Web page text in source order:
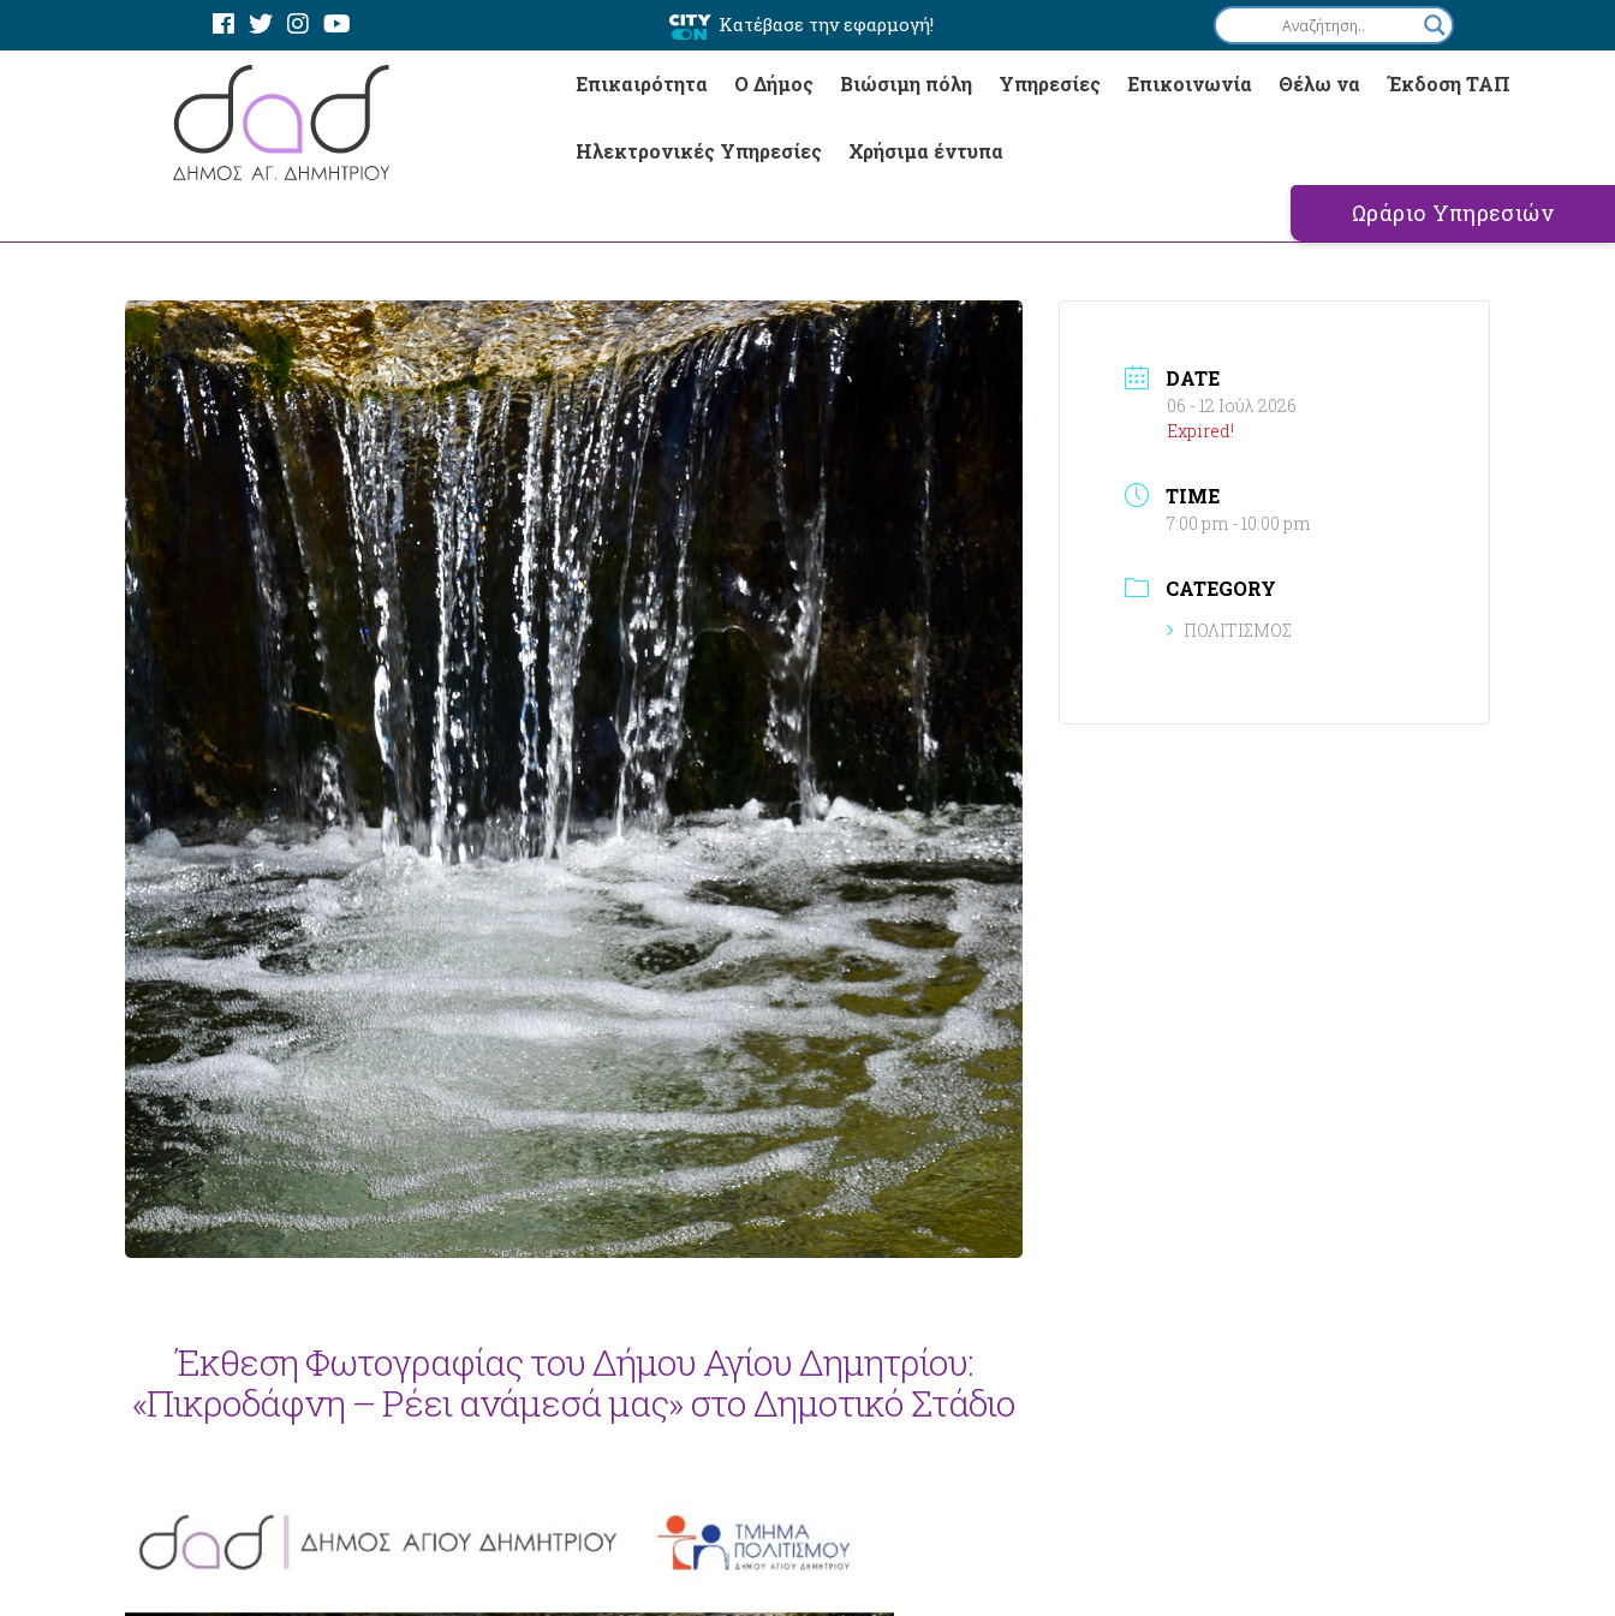
Κατέβασε την εφαρμογή!
Επικαιρότητα Ο Δήμος Βιώσιμη πόλη Υπηρεσίες Επικοινωνία Θέλω να Έκδοση ΤΑΠ
Ηλεκτρονικές Υπηρεσίες Χρήσιμα έντυπα
Ωράριο Υπηρεσιών
Έκθεση Φωτογραφίας του Δήμου Αγίου Δημητρίου:
«Πικροδάφνη – Ρέει ανάμεσά μας» στο Δημοτικό Στάδιο
DATE
06 - 12 Ιούλ 2026
Expired!
TIME
7:00 pm - 10:00 pm
CATEGORY
ΠΟΛΙΤΙΣΜΟΣ